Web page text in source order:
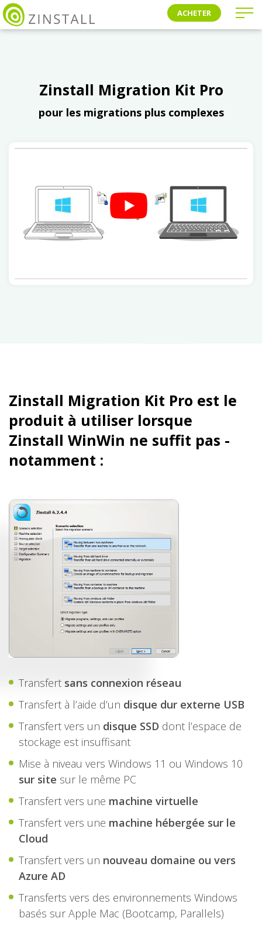
ACHETER
Zinstall Migration Kit Pro
pour les migrations plus complexes
Zinstall Migration Kit Pro est le
produit à utiliser lorsque
Zinstall WinWin ne suffit pas -
notamment :
Transfert sans connexion réseau
Transfert à l’aide d’un disque dur externe USB
Transfert vers un disque SSD dont l’espace de
stockage est insuffisant
Mise à niveau vers Windows 11 ou Windows 10
sur site sur le même PC
Transfert vers une machine virtuelle
Transfert vers une machine hébergée sur le
Cloud
Transfert vers un nouveau domaine ou vers
Azure AD
Transferts vers des environnements Windows
basés sur Apple Mac (Bootcamp, Parallels)